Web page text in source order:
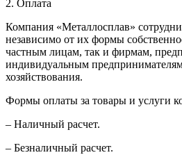
2. Оплата
Компания «Металлосплав»
независимо от их формы
частным лицам, так и фирмам,
индивидуальным
хозяйствования.
Формы оплаты за товары и услуги
– Наличный расчет.
– Безналичный расчет.